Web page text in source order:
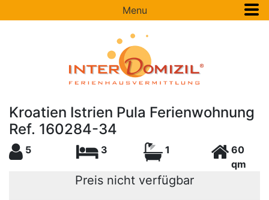
Menu
Kroatien Istrien Pula Ferienwohnung
Ref. 160284-34
5 3 1
60
qm
Preis nicht verfügbar